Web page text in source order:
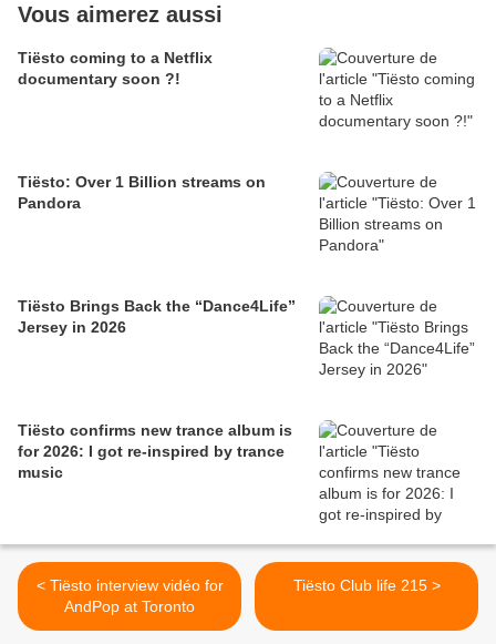
Vous aimerez aussi
Tiësto coming to a Netflix
documentary soon ?!
Tiësto: Over 1 Billion streams on
Pandora
Tiësto Brings Back the “Dance4Life”
Jersey in 2026
Tiësto confirms new trance album is
for 2026: I got re-inspired by trance
music
< Tiësto interview vidéo for
AndPop at Toronto
Tiësto Club life 215 >